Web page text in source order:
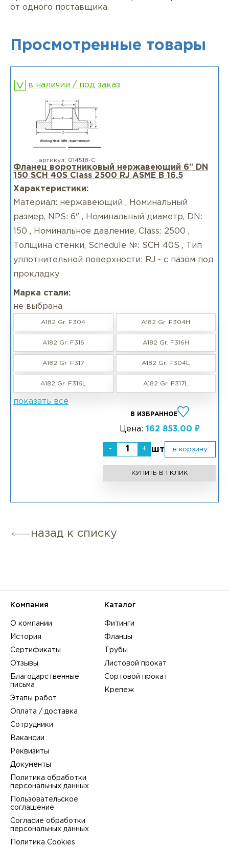
от одного поставщика.
Просмотренные товары
в наличии / под заказ
артикул: 014518-С
Фланец воротниковый нержавеющий 6" DN
150 SCH 40S Class 2500 RJ ASME B 16.5
Характеристики:
Материал: нержавеющий , Номинальный
размер, NPS: 6" , Номинальный диаметр, DN:
150 , Номинальное давление, Class: 2500 ,
Толщина стенки, Schedule №: SCH 40S , Тип
уплотнительной поверхности: RJ - с пазом под
прокладку
Марка стали:
не выбрана
A182 Gr. F304 A182 Gr. F304H
A182 Gr. F316 A182 Gr. F316H
A182 Gr. F317 A182 Gr. F304L
A182 Gr. F316L A182 Gr. F317L
показать всё
В ИЗБРАННОЕ
Цена: 162 853.00 ₽
- + шт в корзину
КУПИТЬ В 1 КЛИК
назад к списку
Компания
О компании
История
Сертификаты
Отзывы
Благодарственные
письма
Этапы работ
Оплата / доставка
Сотрудники
Вакансии
Реквизиты
Документы
Политика обработки
персональных данных
Пользовательское
соглашение
Согласие обработки
персональных данных
Политика Cookies
Каталог
Фитинги
Фланцы
Трубы
Листовой прокат
Сортовой прокат
Крепеж